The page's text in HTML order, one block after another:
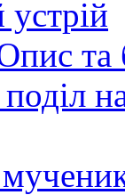
та
поділ